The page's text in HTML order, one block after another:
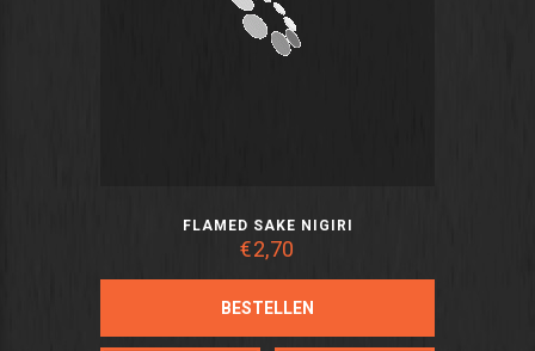
FLAMED SAKE NIGIRI
€2,70
BESTELLEN